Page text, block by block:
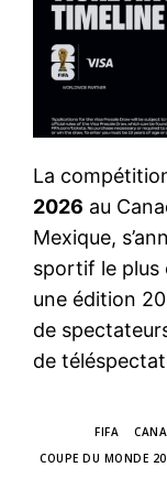
La
2026 au
Mexique,
sportif le plus
une édition
de
de
FIFA
COUPE DU MONDE